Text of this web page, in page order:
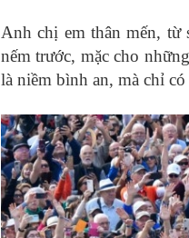
Anh chị em thân mến,
nếm trước, mặc cho
là niềm bình an, mà chỉ